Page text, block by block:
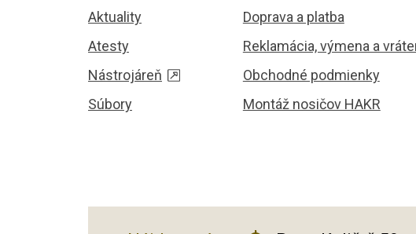
Aktuality
Atesty
Nástrojáreň
Súbory
Doprava a platba
Reklamácia, výmena a
Obchodné podmienky
Montáž nosičov HAKR